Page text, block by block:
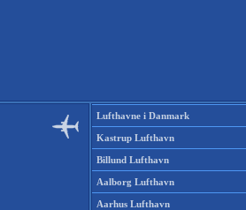
Lufthavne i Danmark
Kastrup Lufthavn
Billund Lufthavn
Aalborg Lufthavn
Aarhus Lufthavn